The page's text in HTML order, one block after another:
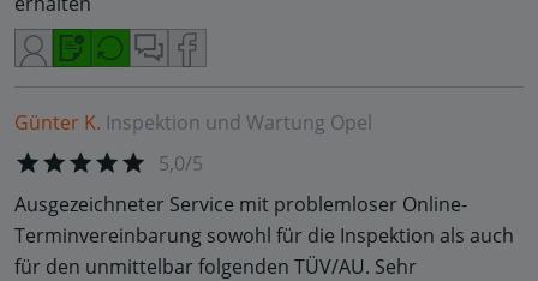
Günter K. Inspektion und Wartung Opel
5,0/5
Ausgezeichneter Service mit problemloser Online-
Terminvereinbarung sowohl für die Inspektion als auch
für den unmittelbar folgenden TÜV/AU. Sehr